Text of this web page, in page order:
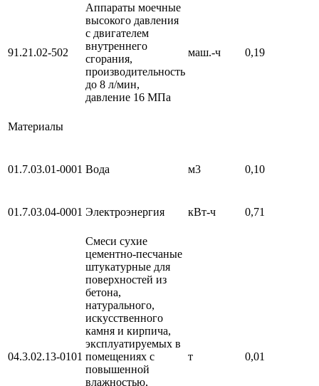
91.21.02-502
Аппараты моечные
высокого давления
с двигателем
внутреннего
сгорания,
производительность
до 8 л/мин,
давление 16 МПа
маш.-ч 0,19
Материалы
01.7.03.01-0001 Вода м3 0,10
01.7.03.04-0001 Электроэнергия кВт-ч 0,71
04.3.02.13-0101
Смеси сухие
цементно-песчаные
штукатурные для
поверхностей из
бетона,
натурального,
искусственного
камня и кирпича,
эксплуатируемых в
помещениях с
повышенной
влажностью,
т 0,01